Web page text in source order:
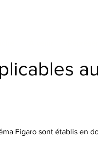
Figaro sont établis en